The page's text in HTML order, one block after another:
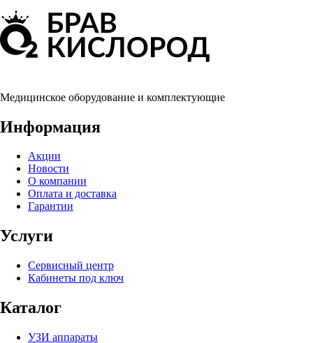
Медицинское оборудование и комплектующие
Информация
Акции
Новости
О компании
Оплата и доставка
Гарантии
Услуги
Сервисный центр
Кабинеты под ключ
Каталог
УЗИ аппараты